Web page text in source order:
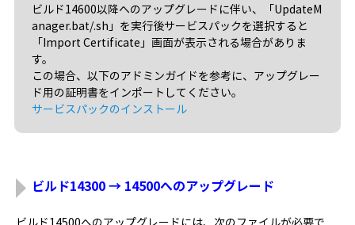
ビルド14600以降へのアップグレードに伴い、「UpdateM
anager.bat/.sh」を実行後サービスパックを選択すると
「Import Certificate」画面が表示される場合がありま
す。
この場合、以下のアドミンガイドを参考に、アップグレー
ド用の証明書をインポートしてください。
サービスパックのインストール
ビルド14300 → 14500へのアップグレード
ビルド14500へのアップグレードには、次のファイルが必要で